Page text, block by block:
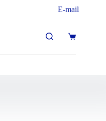
E-mail